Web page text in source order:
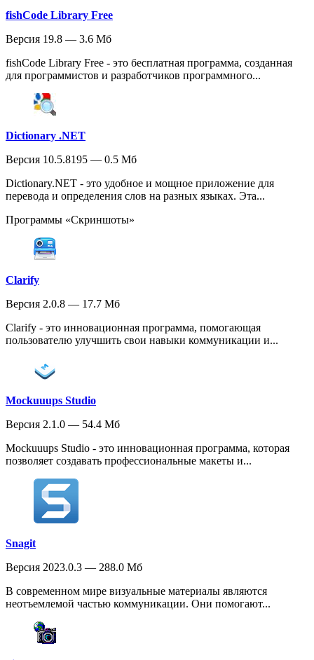
fishCode Library Free
Версия 19.8 — 3.6 Мб
fishCode Library Free - это бесплатная программа, созданная
для программистов и разработчиков программного...
Dictionary .NET
Версия 10.5.8195 — 0.5 Мб
Dictionary.NET - это удобное и мощное приложение для
перевода и определения слов на разных языках. Эта...
Программы «Скриншоты»
Clarify
Версия 2.0.8 — 17.7 Мб
Clarify - это инновационная программа, помогающая
пользователю улучшить свои навыки коммуникации и...
Mockuuups Studio
Версия 2.1.0 — 54.4 Мб
Mockuuups Studio - это инновационная программа, которая
позволяет создавать профессиональные макеты и...
Snagit
Версия 2023.0.3 — 288.0 Мб
В современном мире визуальные материалы являются
неотъемлемой частью коммуникации. Они помогают...